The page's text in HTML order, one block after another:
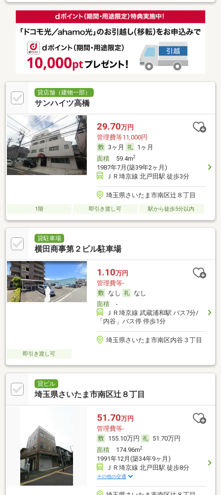
貸店舗（建物一部）
サンハイツ高橋
29.70万円
管理費等11,000円
3ヶ月
1ヶ月
面積59.4m2
1987年7月(築39年2ヶ月)
ＪＲ埼京線 北戸田駅 徒歩3分
埼玉県さいたま市南区辻８丁目
1階 即引き渡し可 駅から徒歩5分以内
貸駐車場
横田商事第２ビル駐車場
1.10万円
管理費等-
なし
なし
面積-
ＪＲ埼京線 武蔵浦和駅 バス7分/
「内谷」バス停 停歩1分
埼玉県さいたま市南区内谷３丁目
即引き渡し可
貸ビル
埼玉県さいたま市南区辻８丁目
51.70万円
管理費等-
155.10万円
51.70万円
面積174.96m2
1991年12月(築34年9ヶ月)
ＪＲ埼京線 北戸田駅 徒歩8分
その他の交通